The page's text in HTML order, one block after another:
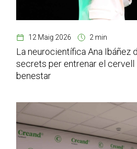
12 Maig 2026 2 min
La neurocientífica Ana Ibáñez
secrets per entrenar el cervell
benestar